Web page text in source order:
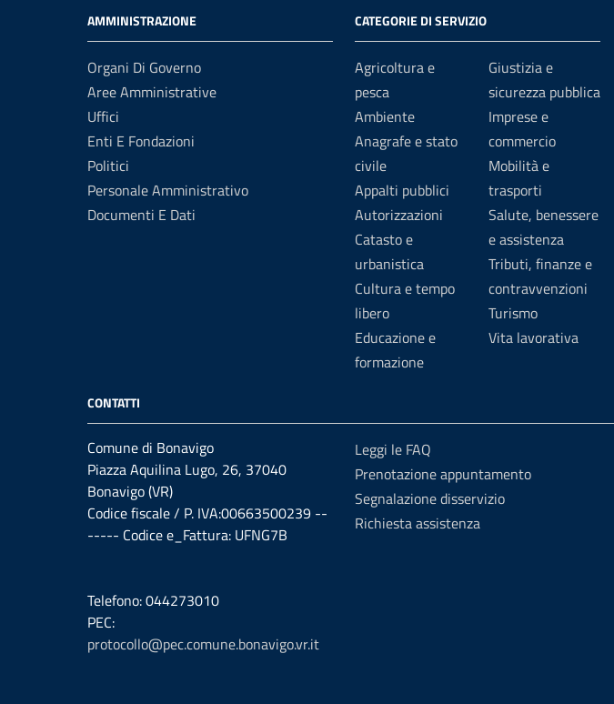
AMMINISTRAZIONE
Organi Di Governo
Aree Amministrative
Uffici
Enti E Fondazioni
Politici
Personale Amministrativo
Documenti E Dati
CATEGORIE DI SERVIZIO
Agricoltura e
pesca
Ambiente
Anagrafe e stato
civile
Appalti pubblici
Autorizzazioni
Catasto e
urbanistica
Cultura e tempo
libero
Educazione e
formazione
Giustizia e
sicurezza pubblica
Imprese e
commercio
Mobilità e
trasporti
Salute, benessere
e assistenza
Tributi, finanze e
contravvenzioni
Turismo
Vita lavorativa
CONTATTI
Comune di Bonavigo
Piazza Aquilina Lugo, 26, 37040
Bonavigo (VR)
Codice fiscale / P. IVA:00663500239 --
----- Codice e_Fattura: UFNG7B
Telefono: 044273010
PEC:
protocollo@pec.comune.bonavigo.vr.it
Leggi le FAQ
Prenotazione appuntamento
Segnalazione disservizio
Richiesta assistenza